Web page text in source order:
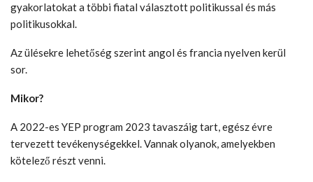
gyakorlatokat a többi fiatal választott politikussal és más
politikusokkal.
Az ülésekre lehetőség szerint angol és francia nyelven kerül
sor.
Mikor?
A 2022-es YEP program 2023 tavaszáig tart, egész évre
tervezett tevékenységekkel. Vannak olyanok, amelyekben
kötelező részt venni.